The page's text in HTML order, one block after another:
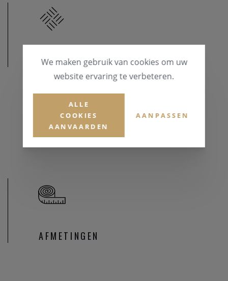
MATERIAAL
Briljant
AFMETINGEN
We maken gebruik van cookies om uw
website ervaring te verbeteren.
ALLE
COOKIES
AANVAARDEN
AANPASSEN